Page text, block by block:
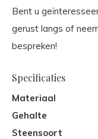
Bent u
gerust langs of
bespreken!
Specificaties
Materiaal
Gehalte
Steensoort